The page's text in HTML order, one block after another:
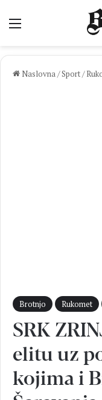
Izbornik
Naslovna/Sport/
Brotnjo Rukomet
SRK
elitu uz
kojima i